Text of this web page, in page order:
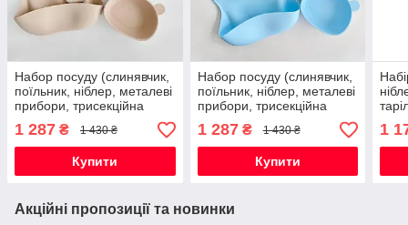
Набор посуду (слинявчик,
поїльник, ніблер, металеві
прибори, трисекційна
тарілка, глибока тарілка)
1 287 ₴ 1 430 ₴
Купити
Набор посуду (слинявчик,
поїльник, ніблер, металеві
прибори, трисекційна
тарілка, глибока тарілка)
1 287₴ 1 430 ₴
Купити
1
Акційні пропозиції та новинки